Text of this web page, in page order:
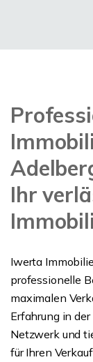
Ihr
Iwerta
professionelle
maximalen
Erfahrung in
Netzwerk und
für Ihren